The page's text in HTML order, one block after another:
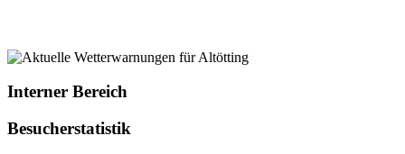
Interner Bereich
Besucherstatistik